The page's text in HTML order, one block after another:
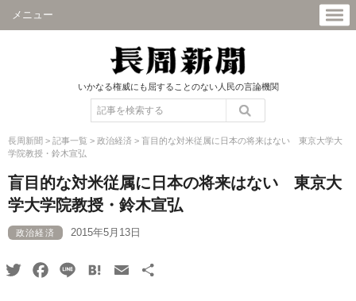
メニュー
いかなる権威にも屈することのない人民の言論機関
長周新聞 > 記事一覧 > 政治経済 > 盲目的な対米従属に日本の将来はない 東京大学大
学院教授・鈴木宣弘
盲目的な対米従属に日本の将来はない 東京大
学大学院教授・鈴木宣弘
政治経済 2015年5月13日
TwitterFacebook
Line HatenaEmail